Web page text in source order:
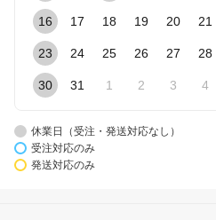
16 17 18 19 20 21
23 24 25 26 27 28
30 31 1 2 3 4
休業日（受注・発送対応なし）
受注対応のみ
発送対応のみ